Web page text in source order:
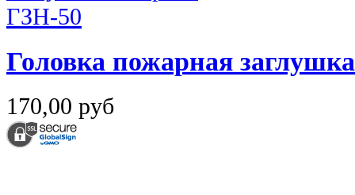
Головка пожарная
170,00 руб